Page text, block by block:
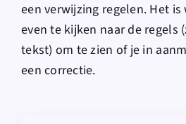
een verwijzing regelen. Het
even te kijken naar de regels
tekst) om te zien of je in
een correctie.